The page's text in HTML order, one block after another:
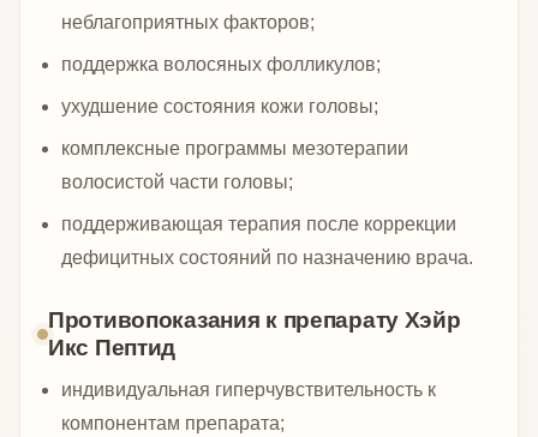
неблагоприятных факторов;
поддержка волосяных фолликулов;
ухудшение состояния кожи головы;
комплексные программы мезотерапии
волосистой части головы;
поддерживающая терапия после коррекции
дефицитных состояний по назначению врача.
Противопоказания к препарату Хэйр
Икс Пептид
индивидуальная гиперчувствительность к
компонентам препарата;